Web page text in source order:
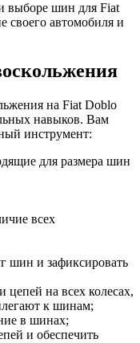
выборе шин для Fiat
своего автомобиля и
на Fiat Doblo
навыков. Вам
инструмент:
для размера шин
всех
шин и зафиксировать
цепей на всех колесах,
к шинам;
в шинах;
и обеспечить